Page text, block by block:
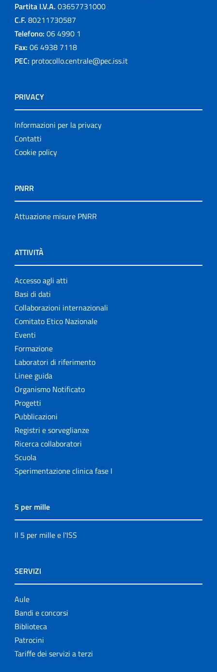
Partita I.V.A. 03657731000
C.F. 80211730587
Telefono: 06 4990 1
Fax: 06 4938 7118
PEC: protocollo.centrale@pec.iss.it
PRIVACY
Informazioni per la privacy
Contatti
Cookie policy
PNRR
Attuazione misure PNRR
ATTIVITÀ
Accesso agli atti
Basi di dati
Collaborazioni internazionali
Comitato Etico Nazionale
Eventi
Formazione
Laboratori di riferimento
Linee guida
Organismo Notificato
Progetti
Pubblicazioni
Registri e sorveglianze
Ricerca collaboratori
Scuola
Sperimentazione clinica fase I
5 per mille
Il 5 per mille e l'ISS
SERVIZI
Aule
Bandi e concorsi
Biblioteca
Patrocini
Tariffe dei servizi a terzi